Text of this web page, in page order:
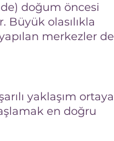
doğum öncesi
olasılıkla
merkezler de
yaklaşım ortaya
en doğru